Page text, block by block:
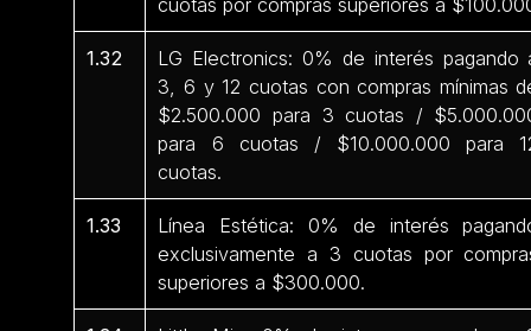
1.32
LG Electronics: 0% de interés pagando
3, 6 y 12 cuotas con compras mínimas
$2.500.000 para 3 cuotas /
para 6 cuotas / $10.000.000 para
cuotas.
1.33
Línea Estética: 0% de interés
exclusivamente a 3 cuotas por
superiores a $300.000.